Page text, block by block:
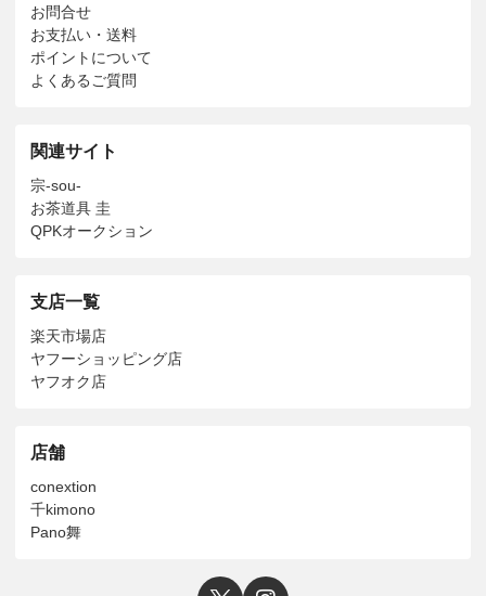
お問合せ
お支払い・送料
ポイントについて
よくあるご質問
関連サイト
宗-sou-
お茶道具 圭
QPKオークション
支店一覧
楽天市場店
ヤフーショッピング店
ヤフオク店
店舗
conextion
千kimono
Pano舞